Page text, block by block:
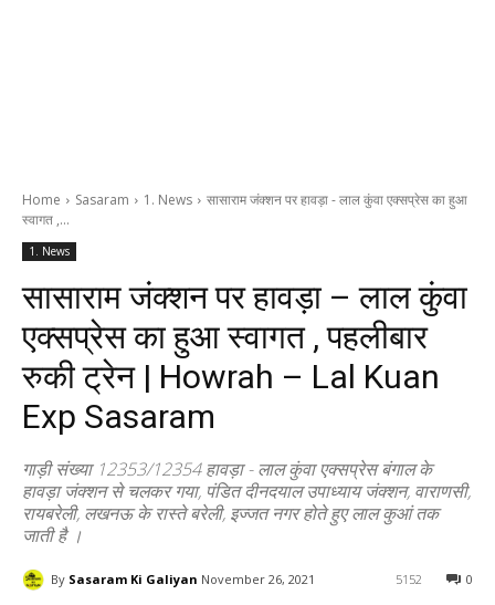
Home Sasaram 1. News
सासाराम जंक्शन पर हावड़ा - लाल कुंवा एक्सप्रेस का हुआ
स्वागत ,...
1. News
सासाराम जंक्शन पर हावड़ा – लाल कुंवा
एक्सप्रेस का हुआ स्वागत , पहलीबार
रुकी ट्रेन | Howrah – Lal Kuan
Exp Sasaram
गाड़ी संख्या 12353/12354 हावड़ा - लाल कुंवा एक्सप्रेस बंगाल के
हावड़ा जंक्शन से चलकर गया, पंडित दीनदयाल उपाध्याय जंक्शन, वाराणसी,
रायबरेली, लखनऊ के रास्ते बरेली, इज्जत नगर होते हुए लाल कुआं तक
जाती है ।
By Sasaram Ki Galiyan November 26, 2021 0
5152